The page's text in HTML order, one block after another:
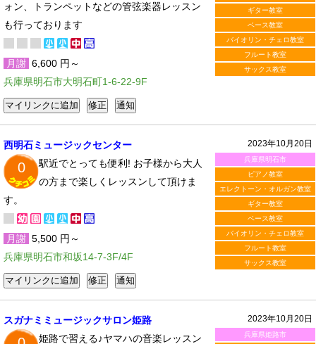
ギター教室
ベース教室
バイオリン・チェロ教室
フルート教室
サックス教室
ォン、トランペットなどの管弦楽器レッスン
も行っております
月謝 6,600 円～
兵庫県明石市大明石町1-6-22-9F
2023年10月20日
兵庫県明石市
ピアノ教室
エレクトーン・オルガン教室
ギター教室
ベース教室
バイオリン・チェロ教室
フルート教室
サックス教室
西明石ミュージックセンター
0
駅近でとっても便利! お子様から大人
の方まで楽しくレッスンして頂けま
す。
月謝 5,500 円～
兵庫県明石市和坂14-7-3F/4F
2023年10月20日
兵庫県姫路市
スガナミミュージックサロン姫路
姫路で習える♪ヤマハの音楽レッスン